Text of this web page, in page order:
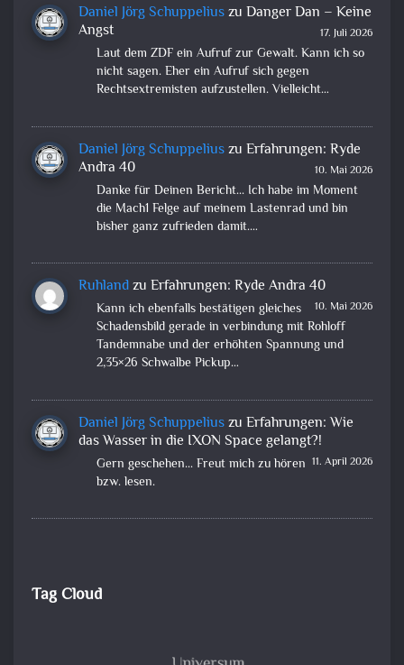
Daniel Jörg Schuppeliuszu Danger Dan – Keine
Angst
17. Juli 2026
Laut dem ZDF ein Aufruf zur Gewalt. Kann ich so
nicht sagen. Eher ein Aufruf sich gegen
Rechtsextremisten aufzustellen. Vielleicht…
Daniel Jörg Schuppeliuszu Erfahrungen: Ryde
Andra 40
10. Mai 2026
Danke für Deinen Bericht... Ich habe im Moment
die Mach1 Felge auf meinem Lastenrad und bin
bisher ganz zufrieden damit.…
Ruhlandzu Erfahrungen: Ryde Andra 40
10. Mai 2026
Kann ich ebenfalls bestätigen gleiches
Schadensbild gerade in verbindung mit Rohloff
Tandemnabe und der erhöhten Spannung und
2,35×26 Schwalbe Pickup…
Daniel Jörg Schuppeliuszu Erfahrungen: Wie
das Wasser in die IXON Space gelangt?!
11. April 2026
Gern geschehen... Freut mich zu hören
bzw. lesen.
Tag Cloud